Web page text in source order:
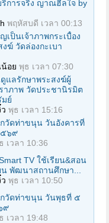
ริการจริง ญาณฮีลใจ by
พฤหัสบดี เวลา 00:13
ป็นเจ้าภาพกระเบื้อง
ฆ์ วัดล่องกะเบา
อย พุธ เวลา 07:30
แลรักษาพระสงฆ์ผู้
าภาพ วัดประชานิรมิต
มย์
พุธ เวลา 15:16
กวัดท่าขนุน วันอังคารที่
๕๖๙
เวลา 10:36
TV ใช้เรียน&สอน
พัฒนาสถานศึกษา...
พุธ เวลา 10:50
กวัดท่าขนุน วันพุธที่ ๕
๙
เวลา 19:48